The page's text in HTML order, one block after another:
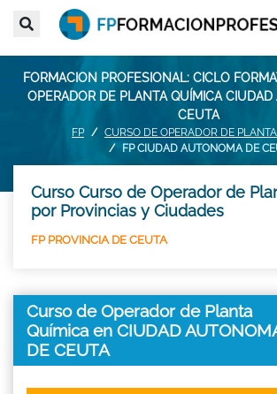
FORMACION PROFESIONAL: CICLO
OPERADOR DE PLANTA QUÍMICA
CEUTA
FP
CURSO DE OPERADOR DE
FP CIUDAD AUTONOMA DE
Curso Curso de Operador de
por Provincias y Ciudades
FP PROVINCIA DE CEUTA
Curso de Operador de Planta
Química en CIUDAD
DE CEUTA